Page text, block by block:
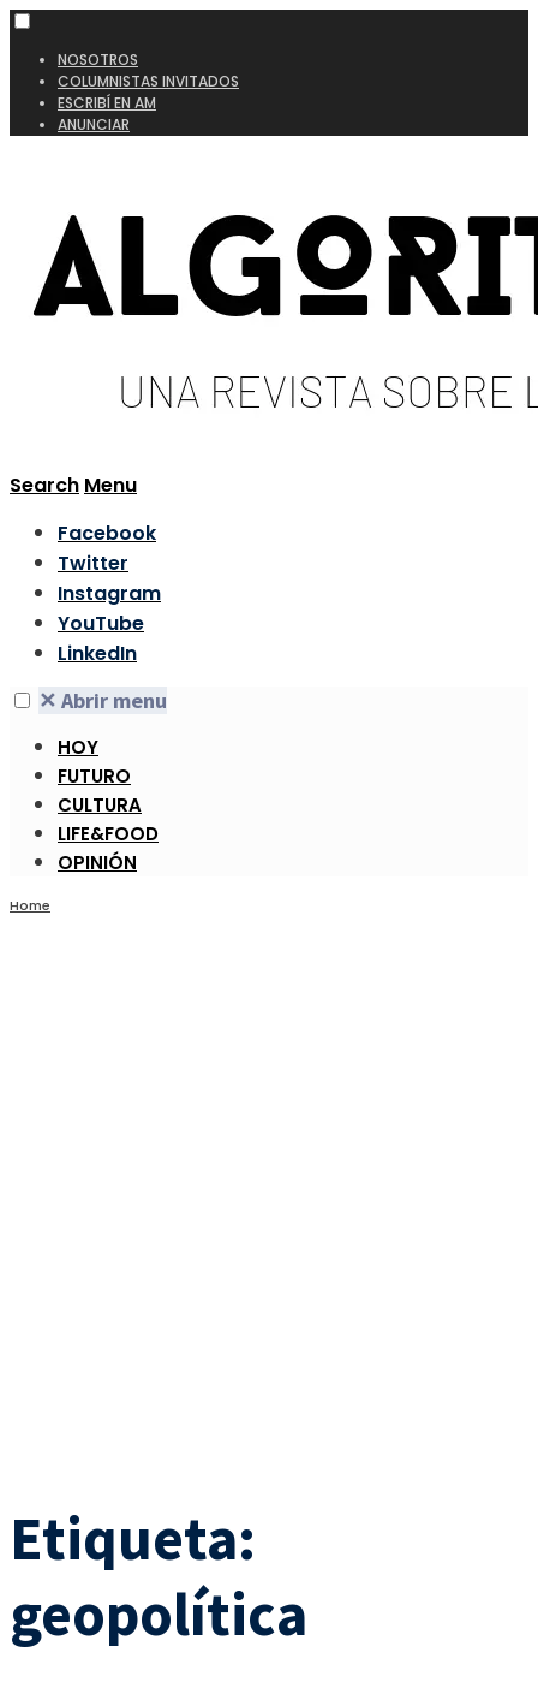
NOSOTROS
COLUMNISTAS INVITADOS
ESCRIBÍ EN AM
ANUNCIAR
Search Menu
Facebook
Twitter
Instagram
YouTube
LinkedIn
✕ Abrir menu
HOY
FUTURO
CULTURA
LIFE&FOOD
OPINIÓN
Home
Etiqueta:
geopolítica